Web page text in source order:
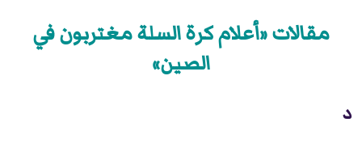
مقالات «أعلام كرة السلة مغتربون في
الصين»
د